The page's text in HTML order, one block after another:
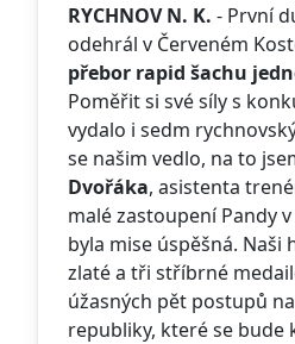
RYCHNOV N. K. - První
odehrál v Červeném
přebor rapid šachu
Poměřit si své síly s
vydalo i sedm
se našim vedlo, na to
Dvořáka, asistenta
malé zastoupení Pandy
byla mise úspěšná. Naši
zlaté a tři stříbrné
úžasných pět postupů
republiky, které se bude